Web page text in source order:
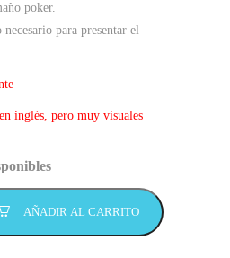
poker.
para presentar el
inglés, pero muy visuales
AÑADIR AL CARRITO